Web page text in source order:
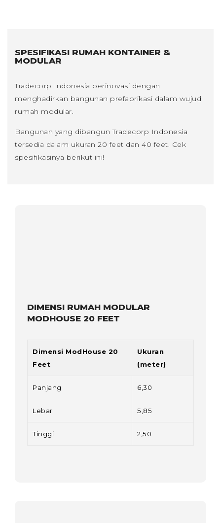
SPESIFIKASI RUMAH KONTAINER &
MODULAR
Tradecorp Indonesia berinovasi dengan
menghadirkan bangunan prefabrikasi dalam wujud
rumah modular.
Bangunan yang dibangun Tradecorp Indonesia
tersedia dalam ukuran 20 feet dan 40 feet. Cek
spesifikasinya berikut ini!
DIMENSI RUMAH MODULAR
MODHOUSE 20 FEET
Dimensi ModHouse 20
Feet
Ukuran
(meter)
Panjang 6,30
Lebar 5,85
Tinggi 2,50